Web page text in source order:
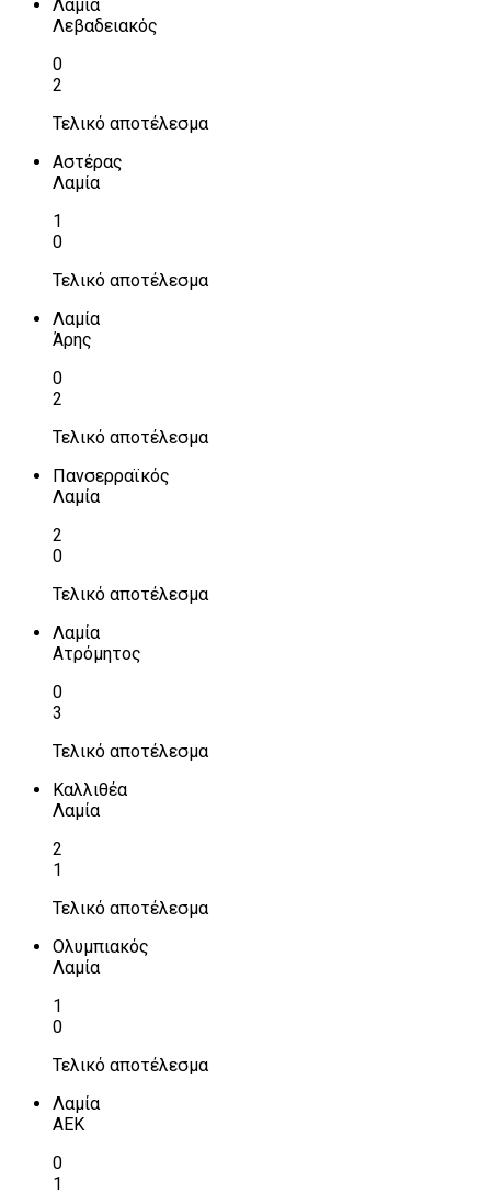
Λαμία
Λεβαδειακός
0
2
Τελικό αποτέλεσμα
Αστέρας
Λαμία
1
0
Τελικό αποτέλεσμα
Λαμία
Άρης
0
2
Τελικό αποτέλεσμα
Πανσερραϊκός
Λαμία
2
0
Τελικό αποτέλεσμα
Λαμία
Ατρόμητος
0
3
Τελικό αποτέλεσμα
Καλλιθέα
Λαμία
2
1
Τελικό αποτέλεσμα
Ολυμπιακός
Λαμία
1
0
Τελικό αποτέλεσμα
Λαμία
ΑΕΚ
0
1